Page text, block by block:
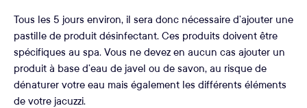
Tous les 5 jours environ, il sera donc nécessaire d’ajouter une
pastille de produit désinfectant. Ces produits doivent être
spécifiques au spa. Vous ne devez en aucun cas ajouter un
produit à base d’eau de javel ou de savon, au risque de
dénaturer votre eau mais également les différents éléments
de votre jacuzzi.